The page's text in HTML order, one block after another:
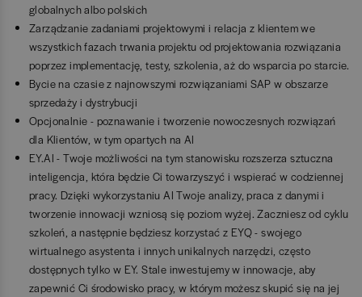
globalnych albo polskich
Zarządzanie zadaniami projektowymi i relacja z klientem we
wszystkich fazach trwania projektu od projektowania rozwiązania
poprzez implementację, testy, szkolenia, aż do wsparcia po starcie.
Bycie na czasie z najnowszymi rozwiązaniami SAP w obszarze
sprzedaży i dystrybucji
Opcjonalnie - poznawanie i tworzenie nowoczesnych rozwiązań
dla Klientów, w tym opartych na AI
EY.AI - Twoje możliwości na tym stanowisku rozszerza sztuczna
inteligencja, która będzie Ci towarzyszyć i wspierać w codziennej
pracy. Dzięki wykorzystaniu AI Twoje analizy, praca z danymi i
tworzenie innowacji wzniosą się poziom wyżej. Zaczniesz od cyklu
szkoleń, a następnie będziesz korzystać z EYQ - swojego
wirtualnego asystenta i innych unikalnych narzędzi, często
dostępnych tylko w EY. Stale inwestujemy w innowacje, aby
zapewnić Ci środowisko pracy, w którym możesz skupić się na jej